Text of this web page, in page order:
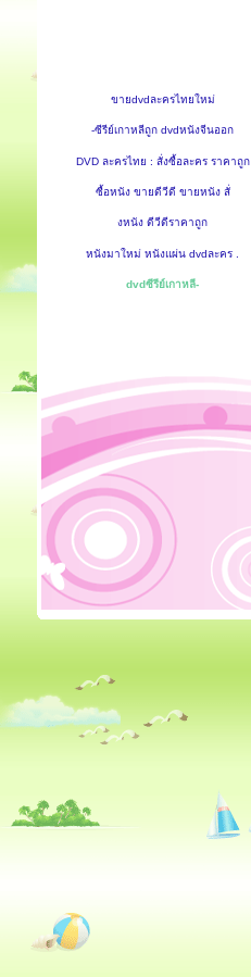
ขายdvdละครไทยใหม่
-ซีรีย์เกาหลีถูก dvdหนังจีนออก
DVD ละครไทย : สั่งซื้อละคร ราคาถูก
ซื้อหนัง ขายดีวีดี ขายหนัง สั่
งหนัง ดีวีดีราคาถูก
หนังมาใหม่ หนังแผ่น dvdละคร .
dvdซีรีย์เกาหลี-